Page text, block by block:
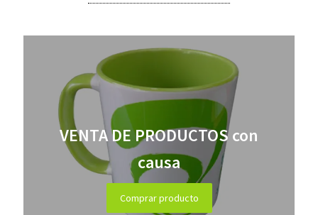
VENTA DE PRODUCTOS con
causa
Comprar producto